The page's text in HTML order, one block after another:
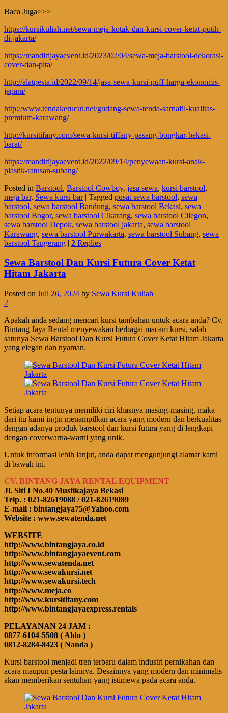
Baca Juga>>>
https://kursikuliah.net/sewa-meja-kotak-dan-kursi-cover-ketat-putih-
di-jakarta/
https://mandirijayaevent.id/2023/02/04/sewa-meja-barstool-dekorasi-
cover-dan-pita/
http://alatpesta.id/2022/09/14/jasa-sewa-kursi-puff-harga-ekonomis-
jepara/
http://www.tendakerucut.net/gudang-sewa-tenda-sarnafil-kualitas-
premium-karawang/
http://kursitifany.com/sewa-kursi-tiffany-pasang-bongkar-bekasi-
barat/
https://mandirijayaevent.id/2022/09/14/penyewaan-kursi-anak-
plastik-ratusan-subang/
Posted in Barstool, Barstool Cowboy, jasa sewa, kursi barstool,
meja bar, Sewa kursi bar | Tagged pusat sewa barstool, sewa
barstool, sewa barstool Bandung, sewa barstool Bekasi, sewa
barstool Bogor, sewa barstool Cikarang, sewa barstool Cilegon,
sewa barstool Depok, sewa barstool jakarta, sewa barstool
Karawang, sewa barstool Purwakarta, sewa barstool Subang, sewa
barstool Tangerang | 2 Replies
Sewa Barstool Dan Kursi Futura Cover Ketat
Hitam Jakarta
Posted on Juli 26, 2024 by Sewa Kursi Kuliah
2
Apakah anda sedang mencari kursi tambahan untuk acara anda? Cv.
Bintang Jaya Rental menyewakan berbagai macam kursi, salah
satunya Sewa Barstool Dan Kursi Futura Cover Ketat Hitam Jakarta
yang elegan dan nyaman.
Setiap acara tentunya memiliki ciri khasnya masing-masing, maka
dari itu kami ingin menampilkan acara yang modern dan berkualitas
dengan adanya produk barstool dan kursi futura yang di lengkapi
dengan coverwarna-warni yang unik.
Untuk informasi lebih lanjut, anda dapat mengunjungi alamat kami
di bawah ini.
CV. BINTANG JAYA RENTAL EQUIPMENT
Jl. Siti I No.40 Mustikajaya Bekasi
Telp. : 021-82619088 / 021-82619089
E-mail : bintangjaya75@Yahoo.com
Website : www.sewatenda.net
WEBSITE
http://www.bintangjaya.co.id
http://www.bintangjayaevent.com
http://www.sewatenda.net
http://www.sewakursi.net
http://www.sewakursi.tech
http://www.meja.co
http://www.kursitifany.com
http://www.bintangjayaexpress.rentals
PELAYANAN 24 JAM :
0877-6104-5508 ( Aldo )
0812-8284-8423 ( Nanda )
Kursi barstool menjadi tren terbaru dalam industri pernikahan dan
acara maupun pesta lainnya. Desainnya yang modern dan minimalis
akan memberikan sentuhan yang istimewa pada acara anda.